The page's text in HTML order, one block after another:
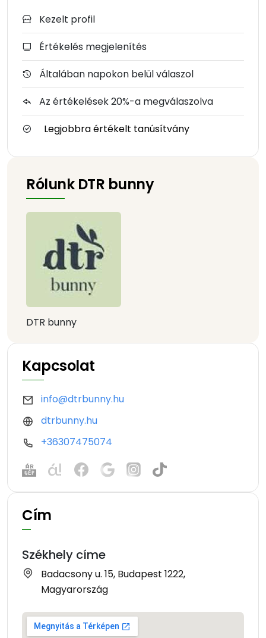
Kezelt profil
Értékelés megjelenítés
Általában napokon belül válaszol
Az értékelések 20%-a megválaszolva
Legjobbra értékelt tanúsítvány
Rólunk DTR bunny
DTR bunny
Kapcsolat
info@dtrbunny.hu
dtrbunny.hu
+36307475074
Cím
Székhely címe
Badacsony u. 15, Budapest 1222,
Magyarország